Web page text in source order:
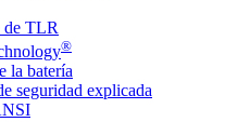
de TLR
®
la batería
seguridad explicada